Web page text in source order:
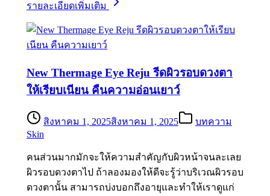
รายละเอียดเพิ่มเติม
New Thermage Eye Reju รีดผิวรอบดวงตา
ให้เรียบเนียน คืนความอ่อนเยาว์
สิงหาคม 1, 2025สิงหาคม 1, 2025
บทความ
Skin
คนส่วนมากมักจะให้ความสำคัญกับผิวหน้าจนละเลย
ผิวรอบดวงตาไป ถ้าลองมองให้ดีจะรู้ว่าบริเวณผิวรอบ
ดวงตานั้น สามารถบ่งบอกถึงอายุและทำให้เราดูแก่